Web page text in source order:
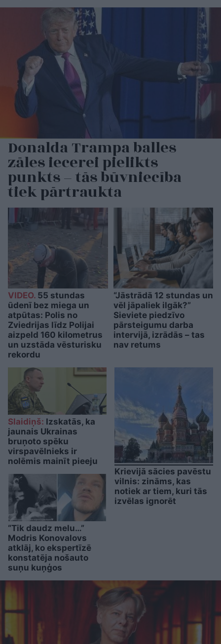
Donalda Trampa balles
zāles iecerei pielikts
punkts – tās būvniecība
tiek pārtraukta
VIDEO. 55 stundas
ūdenī bez miega un
atpūtas: Polis no
Zviedrijas līdz Polijai
aizpeld 160 kilometrus
un uzstāda vēsturisku
rekordu
“Jāstrādā 12 stundas un
vēl jāpaliek ilgāk?”
Sieviete piedzīvo
pārsteigumu darba
intervijā, izrādās – tas
nav retums
Slaidiņš: Izskatās, ka
jaunais Ukrainas
bruņoto spēku
virspavēlnieks ir
nolēmis mainīt pieeju
“Tik daudz melu…”
Modris Konovalovs
atklāj, ko ekspertīzē
konstatēja nošauto
suņu kuņģos
Krievijā sācies pavēstu
vilnis: zināms, kas
notiek ar tiem, kuri tās
izvēlas ignorēt